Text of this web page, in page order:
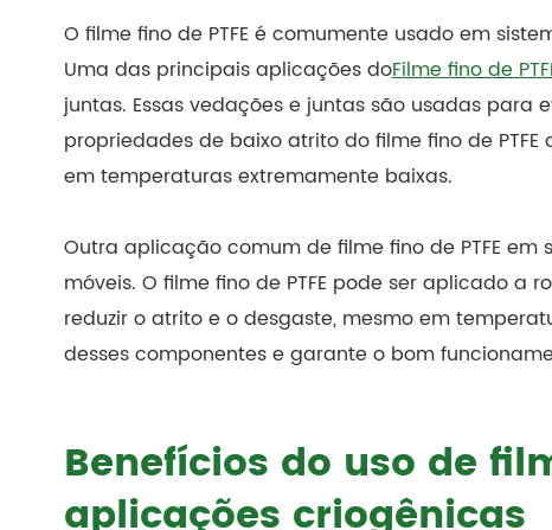
O filme fino de PTFE é comumente usado em
Uma das principais aplicações doFilme fino de
juntas. Essas vedações e juntas são usadas
propriedades de baixo atrito do filme fino de
em temperaturas extremamente baixas.
Outra aplicação comum de filme fino de PTFE
móveis. O filme fino de PTFE pode ser aplicado a
reduzir o atrito e o desgaste, mesmo em
desses componentes e garante o bom
Benefícios do uso de
aplicações criogênicas